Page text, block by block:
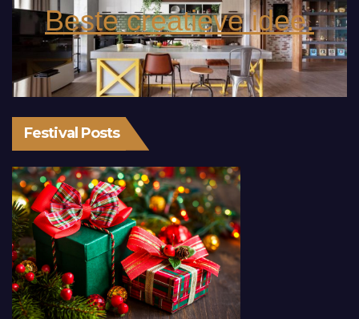
Beste creatieve idee.
Festival Posts